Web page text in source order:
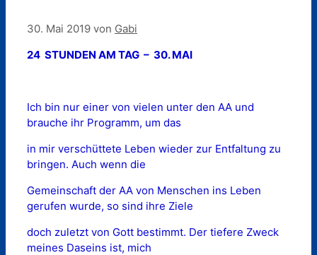
30. Mai 2019 von Gabi
24 STUNDEN AM TAG – 30. MAI
Ich bin nur einer von vielen unter den AA und
brauche ihr Programm, um das
in mir verschüttete Leben wieder zur Entfaltung zu
bringen. Auch wenn die
Gemeinschaft der AA von Menschen ins Leben
gerufen wurde, so sind ihre Ziele
doch zuletzt von Gott bestimmt. Der tiefere Zweck
meines Daseins ist, mich